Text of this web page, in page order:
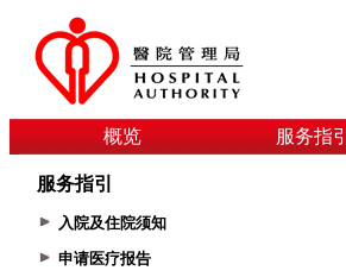
概览 服务指引
服务指引
入院及住院须知
申请医疗报告